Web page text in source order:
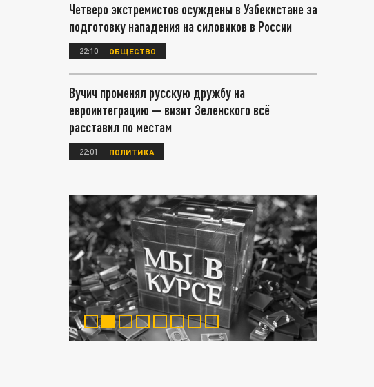
Четверо экстремистов осуждены в Узбекистане за
подготовку нападения на силовиков в России
22:10 ОБЩЕСТВО
Вучич променял русскую дружбу на
евроинтеграцию — визит Зеленского всё
расставил по местам
22:01 ПОЛИТИКА